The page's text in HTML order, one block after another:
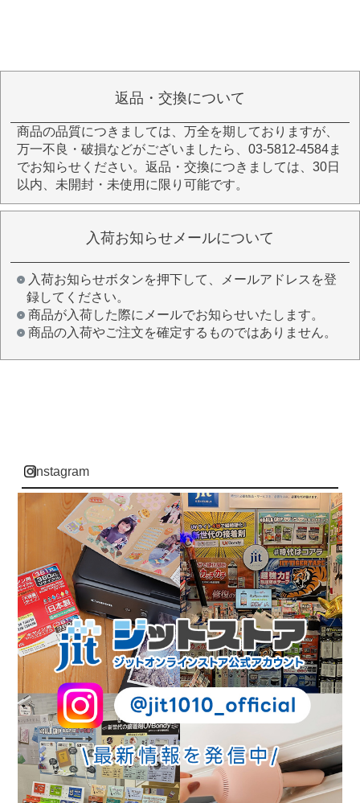
返品・交換について
商品の品質につきましては、万全を期しておりますが、
万一不良・破損などがございましたら、03-5812-4584ま
でお知らせください。返品・交換につきましては、30日
以内、未開封・未使用に限り可能です。
入荷お知らせメールについて
入荷お知らせボタンを押下して、メールアドレスを登
録してください。
商品が入荷した際にメールでお知らせいたします。
商品の入荷やご注文を確定するものではありません。
instagram